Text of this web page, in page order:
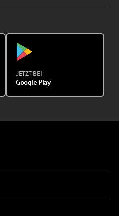
JETZT BEI
Google Play